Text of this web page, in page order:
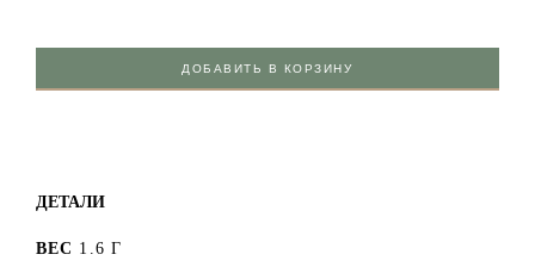
ДОБАВИТЬ В КОРЗИНУ
ДЕТАЛИ
ВЕС 1.6 Г